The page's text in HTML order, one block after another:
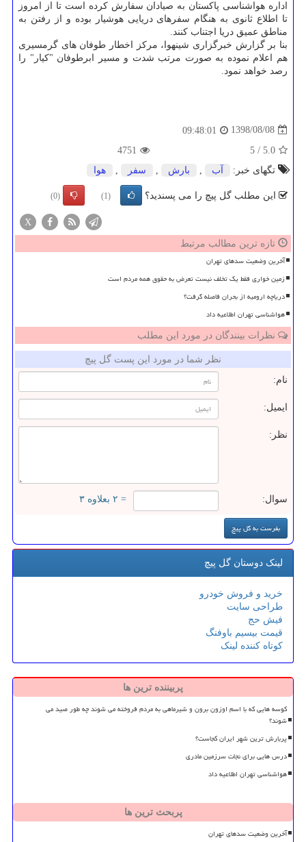
اداره هواشناسی پاكستان به صیادان سفارش كرده است تا از امروز
تا اطلاع ثانوی به هنگام سفرهای دریایی هوشیار بوده و از رفتن به
مناطق عمیق دریا اجتناب كنند.
بنا بر گزارش خبرگزاری شینهوا، مركز اخطار طوفان های گرمسیری
هم اعلام نموده به صورت مرتب شدت و مسیر ابرطوفان "كیار" را
رصد خواهد نمود.
1398/08/08
09:48:01
5.0
/
5
4751
تگهای خبر:
آب , بارش , سفر , هوا
این مطلب گل پیچ را می پسندید؟ (1)
(0)
X
تازه ترین مطالب مرتبط
آخرین وضعیت سدهای تهران
زمین خواری فقط یک تخلف نیست تعرض به حقوق همه مردم است
دریاچه ارومیه از بحران فاصله گرفت؟
هواشناسی تهران اطلاعیه داد
نظرات بینندگان در مورد این مطلب
نظر شما در مورد این پست گل پیچ
نام:
ایمیل:
نظر:
سوال: = ۲ بعلاوه ۳
لینک دوستان گل پیچ
خرید و فروش خودرو
طراحی سایت
فیش حج
قیمت بیسیم باوفنگ
کوتاه کننده لینک
پربیننده ترین ها
کوسه هایی که با اسم اوزون برون و شیرماهی به مردم فروخته می شوند چه طور صید می
شوند؟
پربارش ترین شهر ایران کجاست؟
درس هایی برای نجات سرزمین مادری
هواشناسی تهران اطلاعیه داد
پربحث ترین ها
آخرین وضعیت سدهای تهران